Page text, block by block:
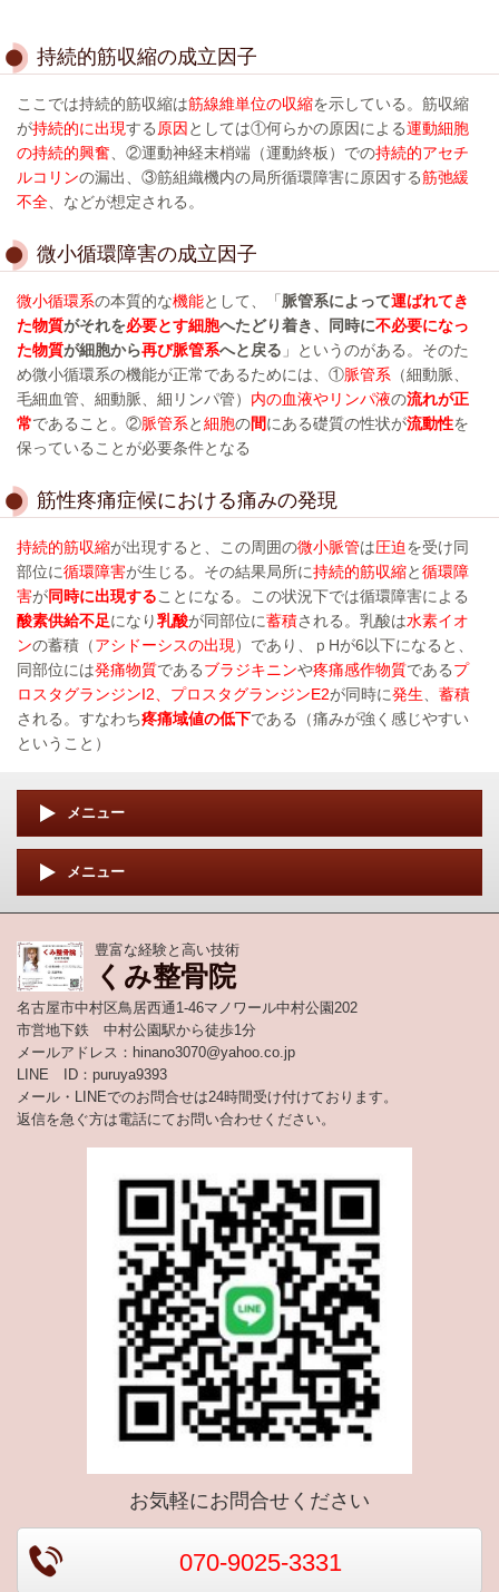
持続的筋収縮の成立因子
ここでは持続的筋収縮は筋線維単位の収縮を示している。筋収縮
が持続的に出現する 原因 としては①何らかの原因による運動細胞
の持続的興奮 、②運動神経末梢端（運動終板）での持続的アセチ
ルコリンの漏出、③筋組織機内の局所循環障害に原因する筋弛緩
不全 、などが想定される。
微小循環障害の成立因子
微小循環系の本質的な機能として、「 脈管系によって運ばれてき
た物質がそれを必要とす細胞へたどり着き、同時に不必要になっ
た物質が細胞から再び脈管系へと戻る 」というのがある。そのた
め微小循環系の機能が正常であるためには、①脈管系 （細動脈、
毛細血管、細動脈、細リンパ管） 内の血液やリンパ液の流れが正
常であること。②脈管系と細胞の間にある礎質の性状が流動性を
保っていることが必要条件となる
筋性疼痛症候における痛みの発現
持続的筋収縮が出現すると、この周囲の微小脈管は圧迫を受け同
部位に循環障害が生じる。その結果局所に持続的筋収縮と循環障
害が同時に出現することになる。この状況下では循環障害による
酸素供給不足になり乳酸が同部位に蓄積される。乳酸は水素イオ
ンの蓄積（アシドーシスの出現 ）であり、ｐHが6以下になると、
同部位には発痛物質であるブラジキニンや疼痛感作物質であるプ
ロスタグランジンI2、プロスタグランジンE2が同時に発生
蓄積
される。すなわち疼痛域値の低下である（痛みが強く感じやすい
ということ）
メニュー
メニュー
豊富な経験と高い技術
くみ整骨院
名古屋市中村区鳥居西通1-46マノワール中村公園202
市営地下鉄 中村公園駅から徒歩1分
メールアドレス：hinano3070@yahoo.co.jp
LINE ID：puruya9393
メール・LINEでのお問合せは24時間受け付けております。
返信を急ぐ方は電話にてお問い合わせください。
お気軽にお問合せください
070-9025-3331